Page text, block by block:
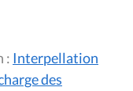
Interpellation : Interpellation
des